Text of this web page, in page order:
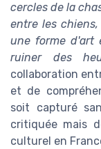
cercles de la
entre les
une forme d'art
ruiner des
collaboration
et de
soit capturé
critiquée mais
culturel en